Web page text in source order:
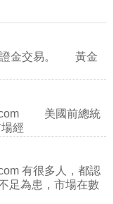
證金交易。 黃金
美國前總統
經
有很多人，都認
足為患，市場在數